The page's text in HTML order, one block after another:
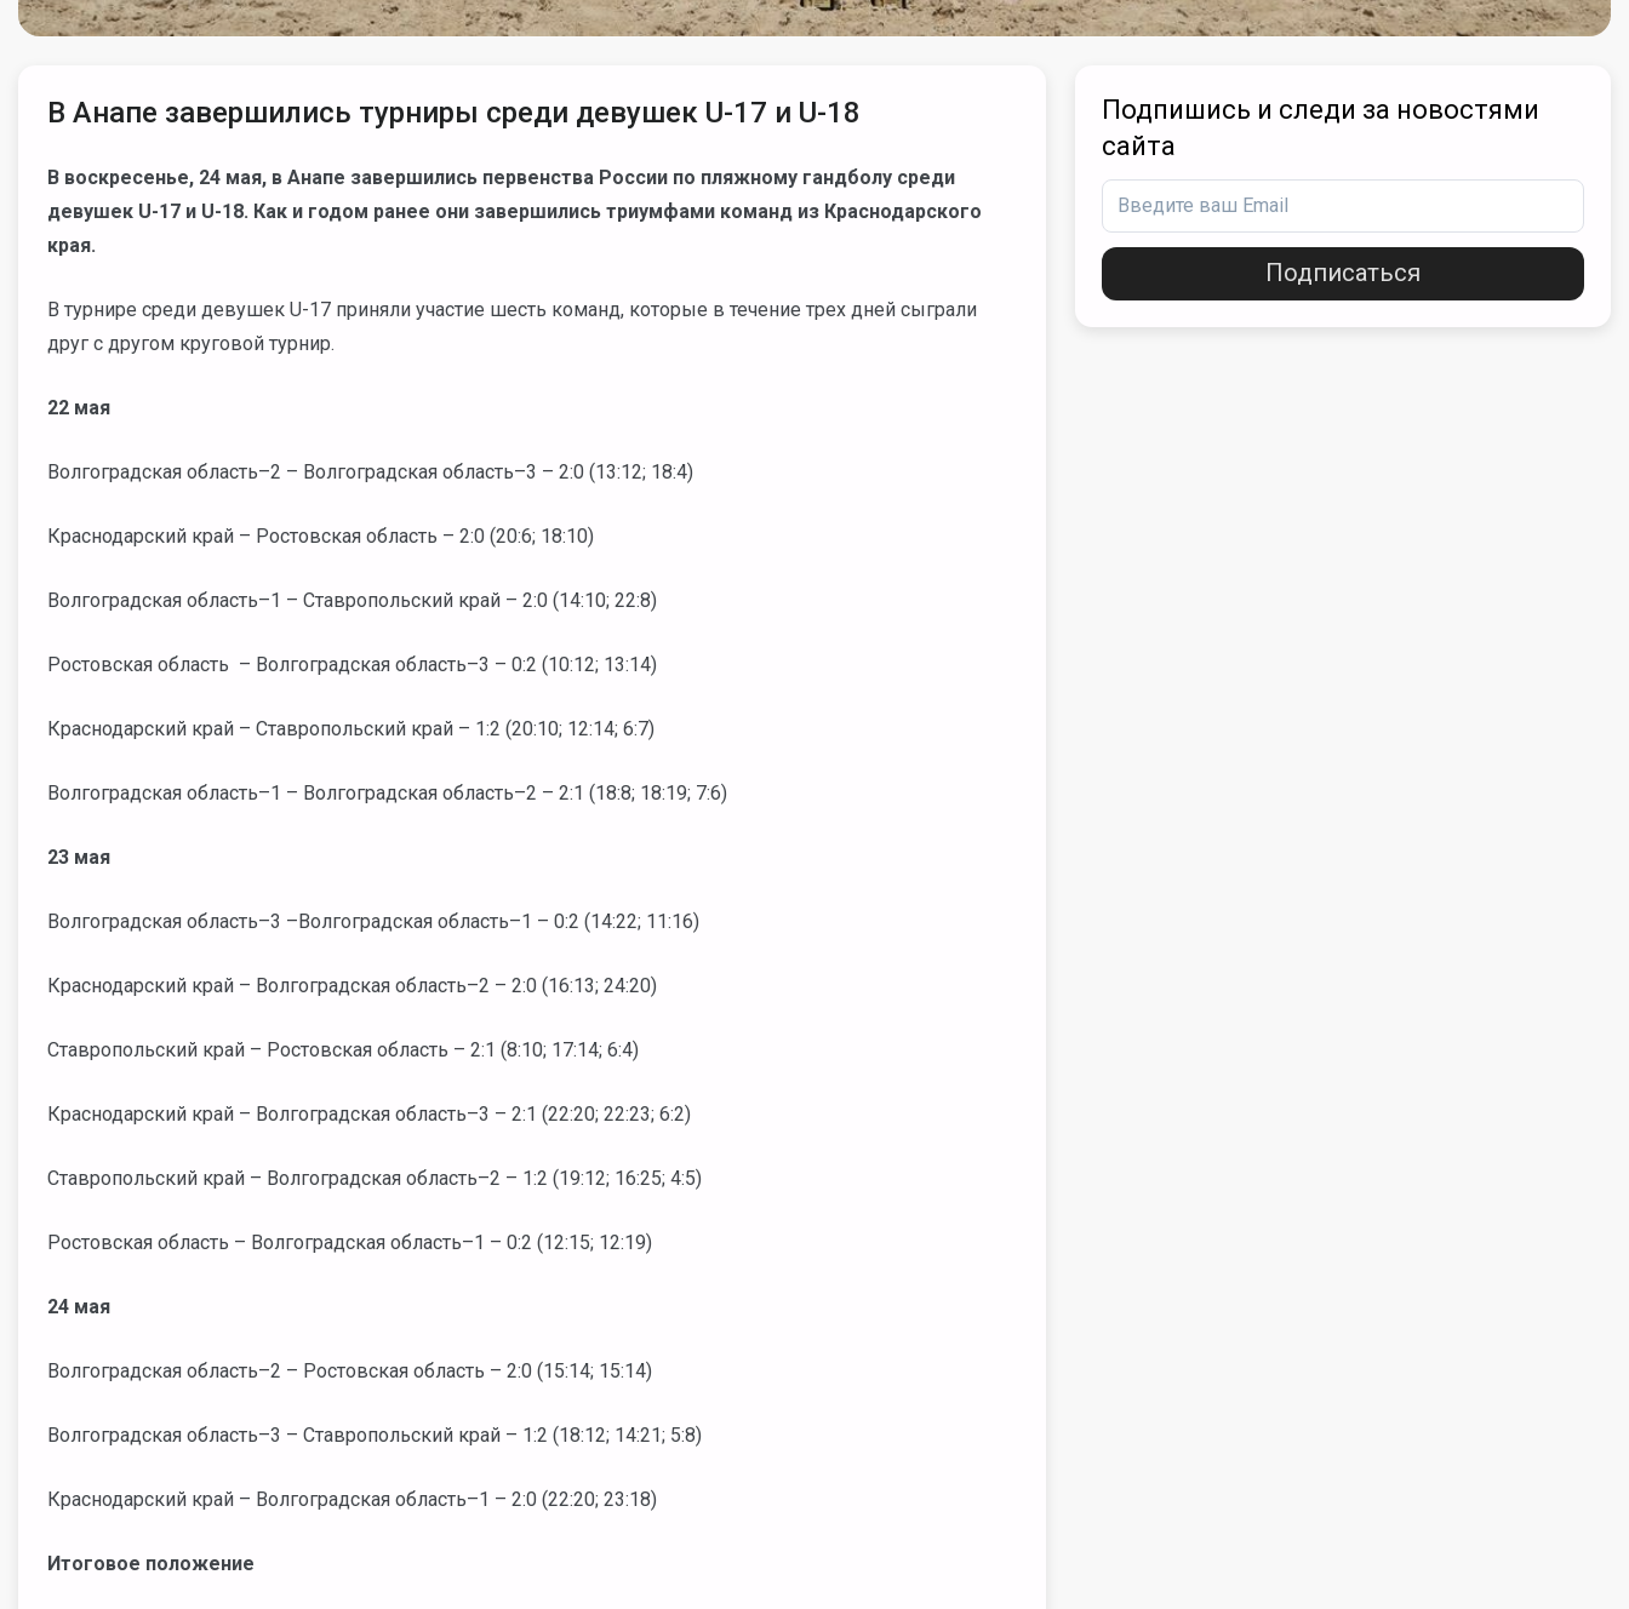
В Анапе завершились турниры среди девушек U-17 и U-18
В воскресенье, 24 мая, в Анапе завершились первенства России по пляжному гандболу среди
девушек U-17 и U-18. Как и годом ранее они завершились триумфами команд из Краснодарского
края.
В турнире среди девушек U-17 приняли участие шесть команд, которые в течение трех дней сыграли
друг с другом круговой турнир.
22 мая
Волгоградская область–2 – Волгоградская область–3 – 2:0 (13:12; 18:4)
Краснодарский край – Ростовская область – 2:0 (20:6; 18:10)
Волгоградская область–1 – Ставропольский край – 2:0 (14:10; 22:8)
Ростовская область – Волгоградская область–3 – 0:2 (10:12; 13:14)
Краснодарский край – Ставропольский край – 1:2 (20:10; 12:14; 6:7)
Волгоградская область–1 – Волгоградская область–2 – 2:1 (18:8; 18:19; 7:6)
23 мая
Волгоградская область–3 –Волгоградская область–1 – 0:2 (14:22; 11:16)
Краснодарский край – Волгоградская область–2 – 2:0 (16:13; 24:20)
Ставропольский край – Ростовская область – 2:1 (8:10; 17:14; 6:4)
Краснодарский край – Волгоградская область–3 – 2:1 (22:20; 22:23; 6:2)
Ставропольский край – Волгоградская область–2 – 1:2 (19:12; 16:25; 4:5)
Ростовская область – Волгоградская область–1 – 0:2 (12:15; 12:19)
24 мая
Волгоградская область–2 – Ростовская область – 2:0 (15:14; 15:14)
Волгоградская область–3 – Ставропольский край – 1:2 (18:12; 14:21; 5:8)
Краснодарский край – Волгоградская область–1 – 2:0 (22:20; 23:18)
Итоговое положение
Подпишись и следи за новостями
сайта
Подписаться